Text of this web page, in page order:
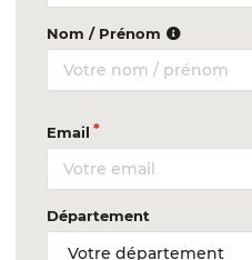
Nom / Prénom
Email
Département